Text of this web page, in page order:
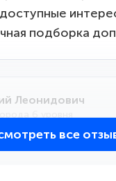
подборка
Леонидович
все